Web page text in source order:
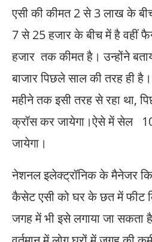
एसी की कीमत 2 से 3 लाख के
7 से 25 हजार के बीच में है वहीं
हजार तक कीमत है। उन्होंने
बाजार पिछले साल की तरह ही
महीने तक इसी तरह से रहा था,
क्रॉस कर जायेगा।ऐसे में सेल
जायेगा।
नेशनल इलेक्ट्रॉनिक के मैनेजर
कैसेट एसी को घर के छत में फीट
जगह में भी इसे लगाया जा सकता